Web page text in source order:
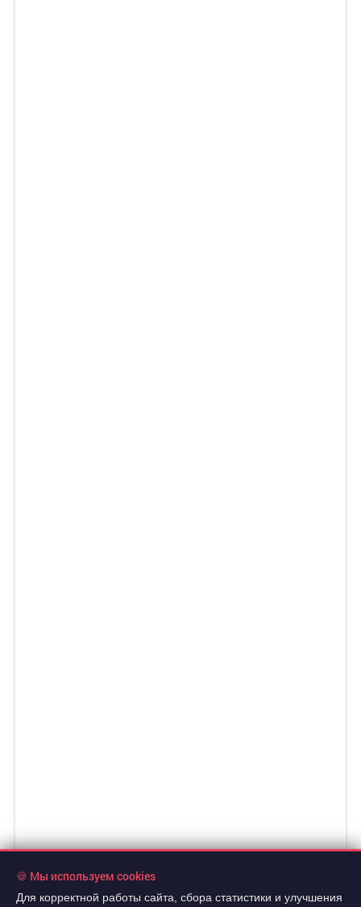
🍪 Мы используем cookies
Для корректной работы сайта, сбора статистики и улучшения